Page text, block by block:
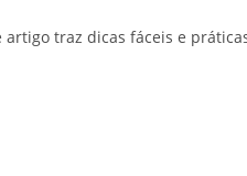
traz dicas fáceis e